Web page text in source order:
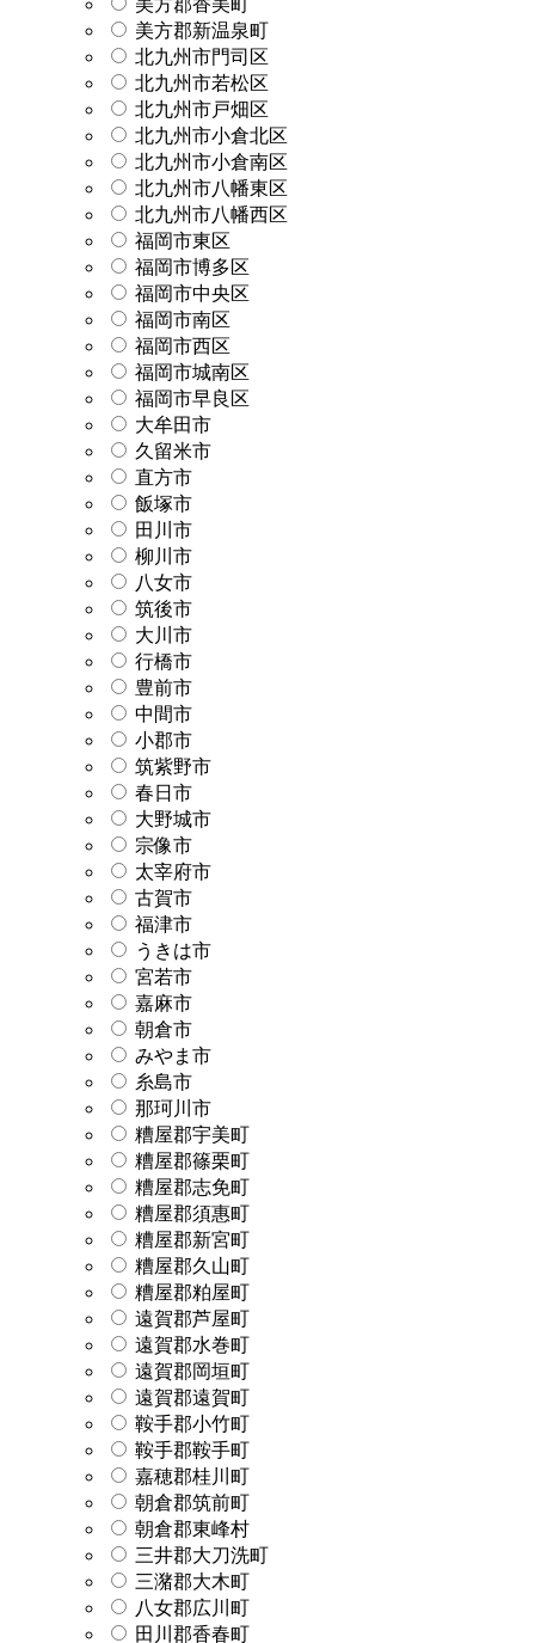
美方郡新温泉町
北九州市門司区
北九州市若松区
北九州市戸畑区
北九州市小倉北区
北九州市小倉南区
北九州市八幡東区
北九州市八幡西区
福岡市東区
福岡市博多区
福岡市中央区
福岡市南区
福岡市西区
福岡市城南区
福岡市早良区
大牟田市
久留米市
直方市
飯塚市
田川市
柳川市
八女市
筑後市
大川市
行橋市
豊前市
中間市
小郡市
筑紫野市
春日市
大野城市
宗像市
太宰府市
古賀市
福津市
うきは市
宮若市
嘉麻市
朝倉市
みやま市
糸島市
那珂川市
糟屋郡宇美町
糟屋郡篠栗町
糟屋郡志免町
糟屋郡須惠町
糟屋郡新宮町
糟屋郡久山町
糟屋郡粕屋町
遠賀郡芦屋町
遠賀郡水巻町
遠賀郡岡垣町
遠賀郡遠賀町
鞍手郡小竹町
鞍手郡鞍手町
嘉穂郡桂川町
朝倉郡筑前町
朝倉郡東峰村
三井郡大刀洗町
三潴郡大木町
八女郡広川町
田川郡香春町